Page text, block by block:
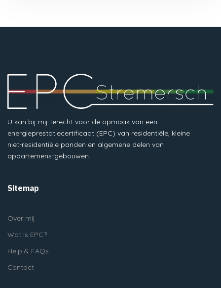
U kan bij mij terecht voor de opmaak van een
energieprestatiecertificaat (EPC) van residentiële, kleine
niet-residentiële panden en algemene delen van
appartemenstgebouwen.
Sitemap
Over mij
Wat is EPC?
Help & FAQs
Contact